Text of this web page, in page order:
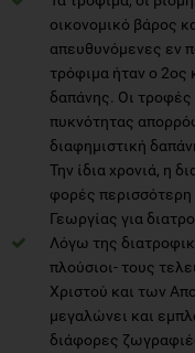
οικονομικό βάρος
απευθυνόμενες εν
τρόφιμα ήταν ο 2ος
δαπάνης. Οι τροφές
πυκνότητας
διαφημιστική
Την ίδια χρονιά, η
φορές περισσότερη
Γεωργίας για
Λόγω της
πλούσιοι- τους
Χριστού και των
μεγαλώνει και
διάφορες